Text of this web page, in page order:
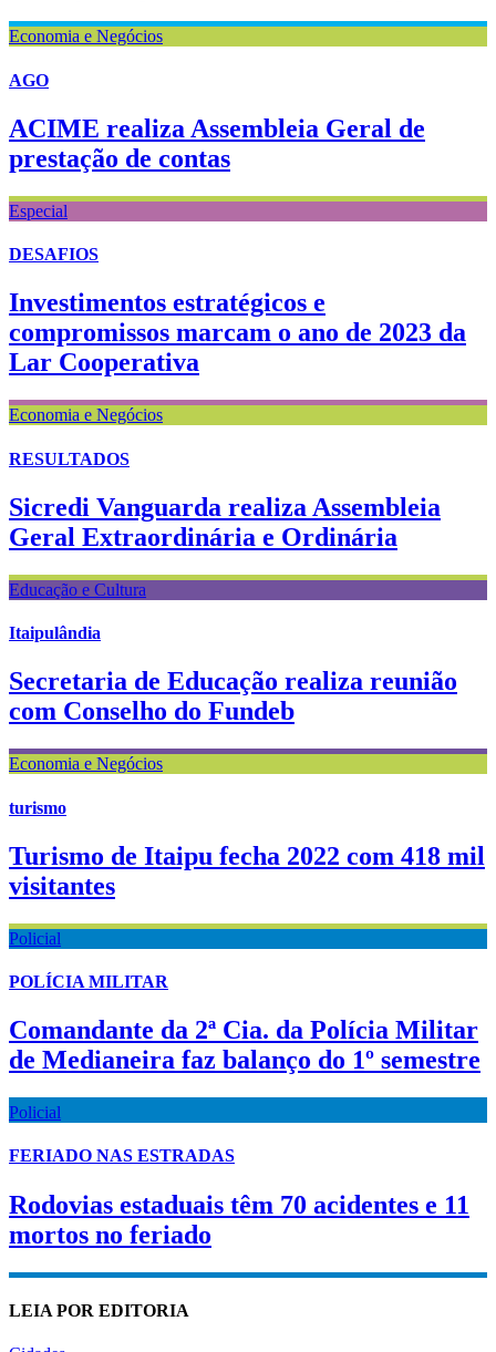
Economia e Negócios
AGO
ACIME realiza Assembleia Geral de
prestação de contas
Especial
DESAFIOS
Investimentos estratégicos e
compromissos marcam o ano de 2023 da
Lar Cooperativa
Economia e Negócios
RESULTADOS
Sicredi Vanguarda realiza Assembleia
Geral Extraordinária e Ordinária
Educação e Cultura
Itaipulândia
Secretaria de Educação realiza reunião
com Conselho do Fundeb
Economia e Negócios
turismo
Turismo de Itaipu fecha 2022 com 418 mil
visitantes
Policial
POLÍCIA MILITAR
Comandante da 2ª Cia. da Polícia Militar
de Medianeira faz balanço do 1º semestre
Policial
FERIADO NAS ESTRADAS
Rodovias estaduais têm 70 acidentes e 11
mortos no feriado
LEIA POR EDITORIA